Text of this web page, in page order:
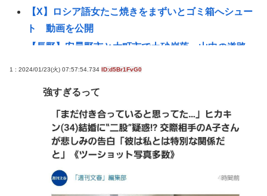
【X】ロシア語女たこ焼きをまずいとゴミ箱へシュー
ト 動画を公開
【長野】安曇野市と大町市で土砂崩落 山中の道路
8割がGemini利用、ChatGPTは68%
トー横キッズ、大人に失望「相談しても具体的に何
もしてくれなくて傷つく。福祉は自由が奪われる」
【高市早苗】マンションですれ違う時に「こんにち
は」って言ってくる奴がクソ気持ち悪い。話しかけ
てくんなよ
1 : 2024/01/23(火) 07:57:54.734 ID:d5Br1FvG0
強すぎるって